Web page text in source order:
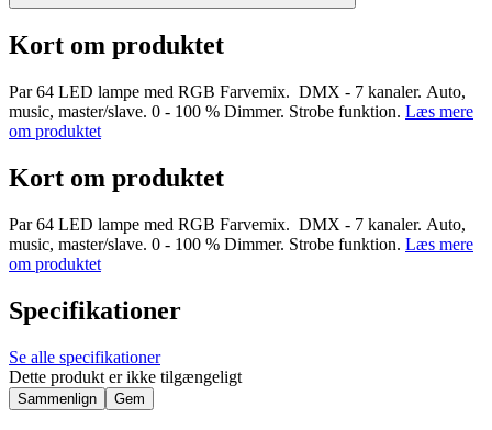
Kort om produktet
Par 64 LED lampe med RGB Farvemix. DMX - 7 kanaler. Auto,
music, master/slave. 0 - 100 % Dimmer. Strobe funktion. Læs mere
om produktet
Kort om produktet
Par 64 LED lampe med RGB Farvemix. DMX - 7 kanaler. Auto,
music, master/slave. 0 - 100 % Dimmer. Strobe funktion. Læs mere
om produktet
Specifikationer
Se alle specifikationer
Dette produkt er ikke tilgængeligt
Sammenlign Gem